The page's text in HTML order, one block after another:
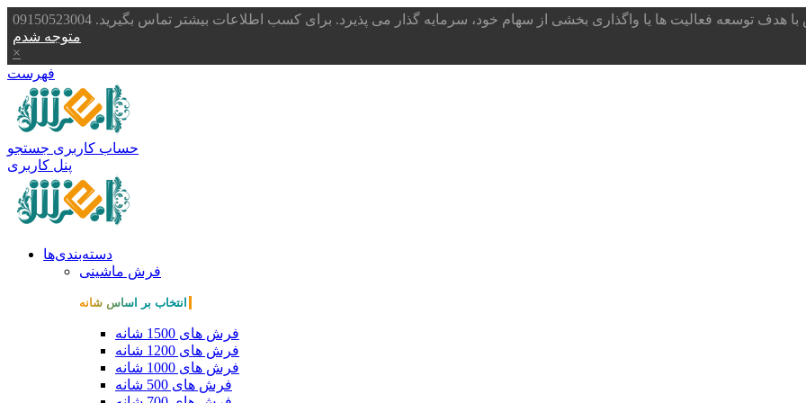
با هدف توسعه فعالیت ها یا واگذاری بخشی از سهام خود، سرمایه گذار می پذیرد. برای کسب اطلاعات بیشتر تماس بگیرید. 09150523004
متوجه شدم
×
فهرست
حساب کاربری جستجو
پنل کاربری
دسته‌بندی‌ها
فرش ماشینی
انتخاب بر اساس شانه
فرش های 1500 شانه
فرش های 1200 شانه
فرش های 1000 شانه
فرش های 500 شانه